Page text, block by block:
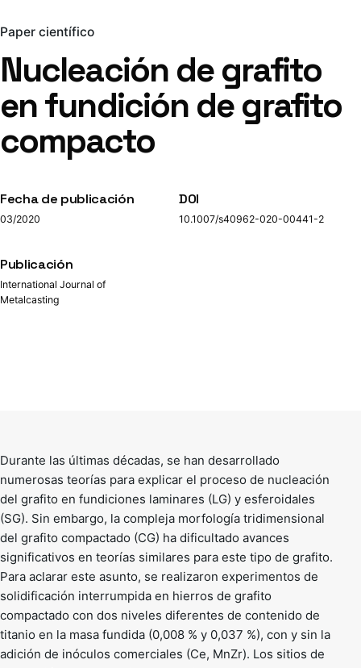
Paper científico
Nucleación de grafito
en fundición de grafito
compacto
Fecha de publicación
03/2020
DOI
10.1007/s40962-020-00441-2
Publicación
International Journal of
Metalcasting
Durante las últimas décadas, se han desarrollado
numerosas teorías para explicar el proceso de nucleación
del grafito en fundiciones laminares (LG) y esferoidales
(SG). Sin embargo, la compleja morfología tridimensional
del grafito compactado (CG) ha dificultado avances
significativos en teorías similares para este tipo de grafito.
Para aclarar este asunto, se realizaron experimentos de
solidificación interrumpida en hierros de grafito
compactado con dos niveles diferentes de contenido de
titanio en la masa fundida (0,008 % y 0,037 %), con y sin la
adición de inóculos comerciales (Ce, MnZr). Los sitios de